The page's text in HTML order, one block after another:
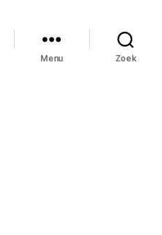
Menu Zoek